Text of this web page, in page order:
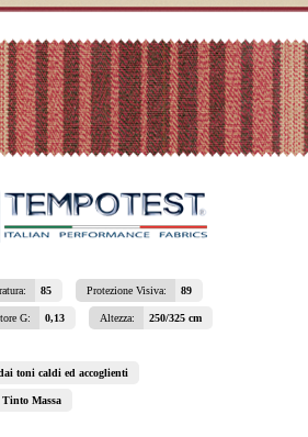
85 Protezione Visiva: 89
G: 0,13 Altezza: 250/325 cm
toni caldi ed accoglienti
Massa